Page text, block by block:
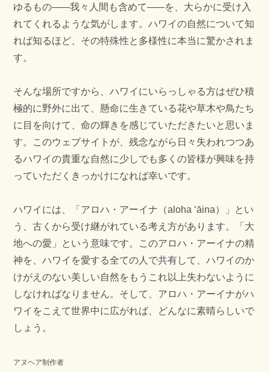
ゆるもの——我々人間も含めて——を、大らかに受け入
れてくれるような気がします。ハワイの自然について知
れば知るほど、その特殊性と多様性に本当に驚かされま
す。
そんな場所ですから、ハワイにいらっしゃる方はぜひ積
極的に野外に出て、懸命に生きている花や草木や鳥たち
に目を向けて、命の輝きを感じていただきたいと思いま
す。このウェブサイトが、残念ながら日々失われつつあ
るハワイの貴重な自然に少しでも多くの皆様が興味を持
っていただくきっかけになれば幸いです。
ハワイには、「アロハ・アーイナ（aloha ʻāina）」とい
う、古くから受け継がれている考え方があります。「大
地への愛」という意味です。このアロハ・アーイナの精
神を、ハワイを愛する全ての人で共有して、ハワイのか
けがえのない美しい自然をもうこれ以上失わないように
しなければなりません。そして、アロハ・アーイナがハ
ワイをこえて世界中に広がれば、どんなに素晴らしいで
しょう。
アヌヘア制作者